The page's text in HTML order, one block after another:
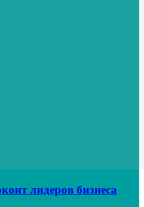
лидеров бизнеса